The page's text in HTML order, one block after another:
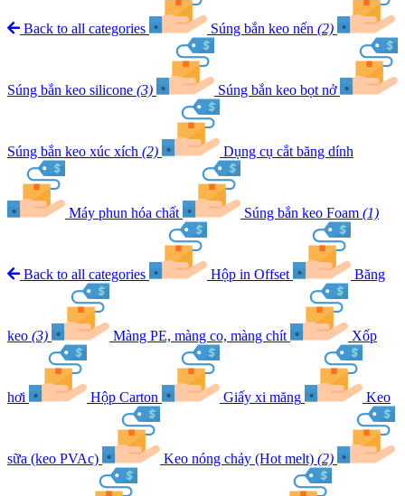
Back to all categories Súng bắn keo nến (2)
Súng bắn keo silicone (3) Súng bắn keo bọt nở
Súng bắn keo xúc xích (2) Dụng cụ cắt băng dính
Máy phun hóa chất Súng bắn keo Foam (1)
Back to all categories Hộp in Offset Băng
keo (3) Màng PE, màng co, màng chít Xốp
hơi Hộp Carton Giấy xi măng Keo
sữa (keo PVAc) Keo nóng chảy (Hot melt) (2)